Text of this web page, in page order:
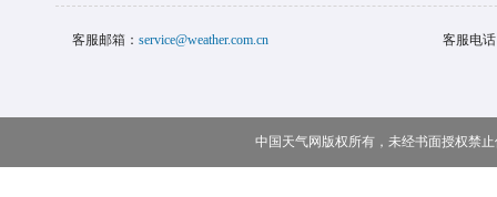
客服邮箱： service@weather.com.cn 客服电
中国天气网版权所有，未经书面授权